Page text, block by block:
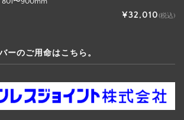
¥32,010(税込)
ーのご用命はこちら。